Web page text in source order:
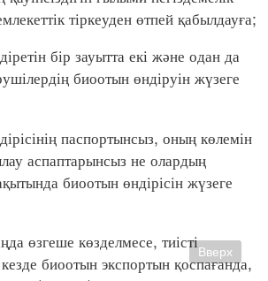
тіркеуден өтпей қабылдауға;
бір зауытта екі және одан да
биоотын өндіруін жүзеге
паспортынсыз, оның көлемін
аспаптарынсыз не олардың
биоотын өндірісін жүзеге
өзгеше көзделмесе, тиісті
биоотын экспортын қоспағанда,
Вверх